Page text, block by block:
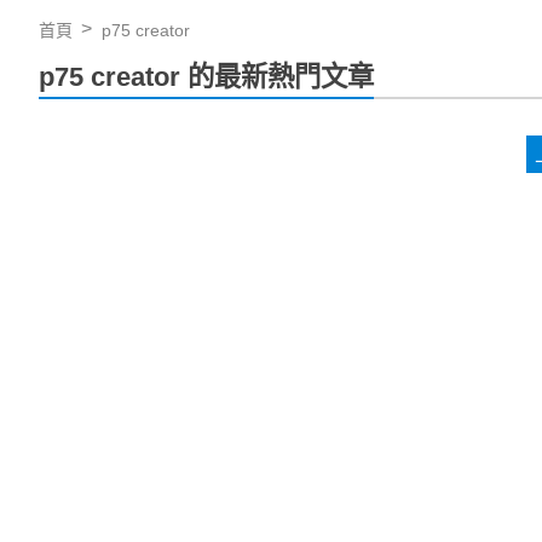
首頁 p75 creator
p75 creator 的最新熱門文章